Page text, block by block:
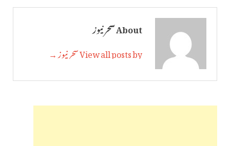
About سحر نیوز
View all posts by سحر نیوز →